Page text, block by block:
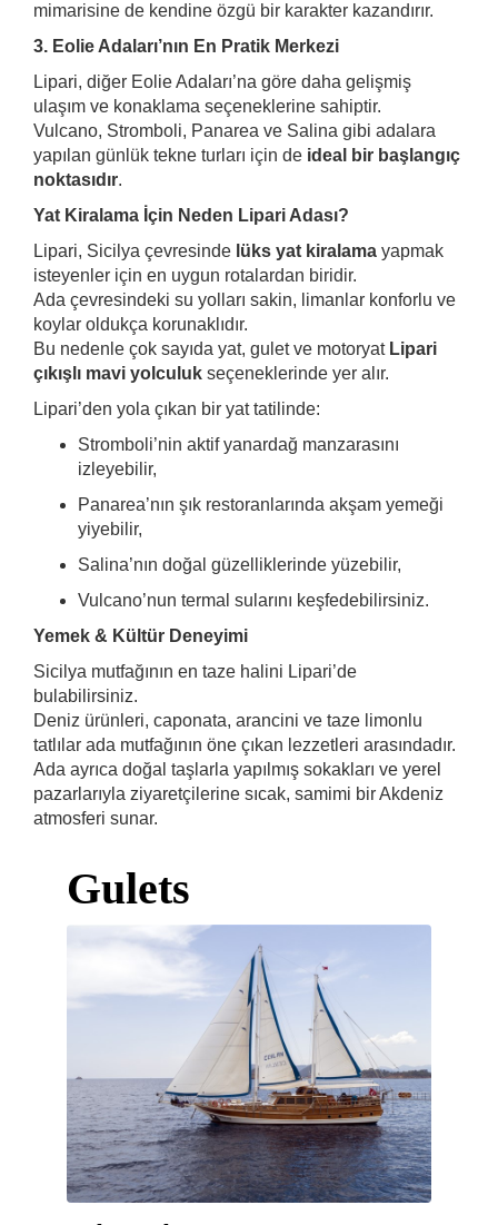
mimarisine de kendine özgü bir karakter kazandırır.
3. Eolie Adaları’nın En Pratik Merkezi
Lipari, diğer Eolie Adaları’na göre daha gelişmiş
ulaşım ve konaklama seçeneklerine sahiptir.
Vulcano, Stromboli, Panarea ve Salina gibi adalara
yapılan günlük tekne turları için de ideal bir başlangıç
noktasıdır.
Yat Kiralama İçin Neden Lipari Adası?
Lipari, Sicilya çevresinde lüks yat kiralama yapmak
isteyenler için en uygun rotalardan biridir.
Ada çevresindeki su yolları sakin, limanlar konforlu ve
koylar oldukça korunaklıdır.
Bu nedenle çok sayıda yat, gulet ve motoryat Lipari
çıkışlı mavi yolculuk seçeneklerinde yer alır.
Lipari’den yola çıkan bir yat tatilinde:
Stromboli’nin aktif yanardağ manzarasını
izleyebilir,
Panarea’nın şık restoranlarında akşam yemeği
yiyebilir,
Salina’nın doğal güzelliklerinde yüzebilir,
Vulcano’nun termal sularını keşfedebilirsiniz.
Yemek & Kültür Deneyimi
Sicilya mutfağının en taze halini Lipari’de
bulabilirsiniz.
Deniz ürünleri, caponata, arancini ve taze limonlu
tatlılar ada mutfağının öne çıkan lezzetleri arasındadır.
Ada ayrıca doğal taşlarla yapılmış sokakları ve yerel
pazarlarıyla ziyaretçilerine sıcak, samimi bir Akdeniz
atmosferi sunar.
Gulets